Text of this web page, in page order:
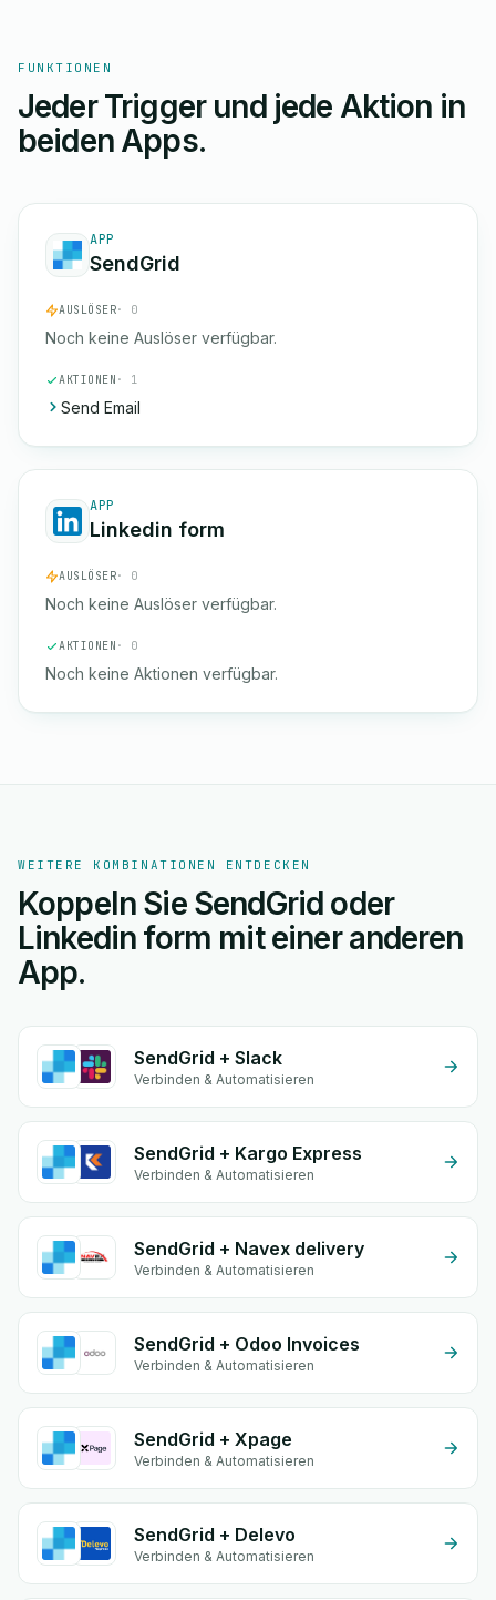
FUNKTIONEN
Jeder Trigger und jede Aktion in
beiden Apps.
APP
SendGrid
AUSLÖSER· 0
Noch keine Auslöser verfügbar.
AKTIONEN · 1
Send Email
APP
Linkedin form
AUSLÖSER· 0
Noch keine Auslöser verfügbar.
AKTIONEN · 0
Noch keine Aktionen verfügbar.
WEITERE KOMBINATIONEN ENTDECKEN
Koppeln Sie SendGrid oder
Linkedin form mit einer anderen
App.
SendGrid + Slack
Verbinden & Automatisieren
SendGrid + Kargo Express
Verbinden & Automatisieren
SendGrid + Navex delivery
Verbinden & Automatisieren
SendGrid + Odoo Invoices
Verbinden & Automatisieren
SendGrid + Xpage
Verbinden & Automatisieren
SendGrid + Delevo
Verbinden & Automatisieren